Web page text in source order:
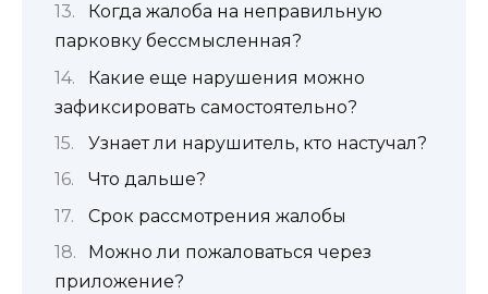
Когда жалоба на неправильную
парковку бессмысленная?
Какие еще нарушения можно
зафиксировать самостоятельно?
Узнает ли нарушитель, кто настучал?
Что дальше?
Срок рассмотрения жалобы
Можно ли пожаловаться через
приложение?